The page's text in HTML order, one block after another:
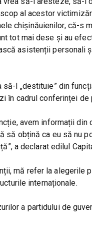
al acestor
chișinăuienilor, că-s
tot mai dese și au
asistenții personali
l „destituie” din
în cadrul conferinței de
avem informații
obțină ca eu să nu
a declarat edilul
mă refer la
internaționale.
a partidului de